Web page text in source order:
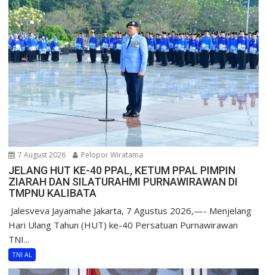
7 August 2026 Pelopor Wiratama
JELANG HUT KE-40 PPAL, KETUM PPAL PIMPIN
ZIARAH DAN SILATURAHMI PURNAWIRAWAN DI
TMPNU KALIBATA
​ Jalesveva Jayamahe Jakarta, 7 Agustus 2026,—- Menjelang
Hari Ulang Tahun (HUT) ke-40 Persatuan Purnawirawan
TNI...
TNI AL